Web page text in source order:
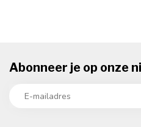
Abonneer je op onze